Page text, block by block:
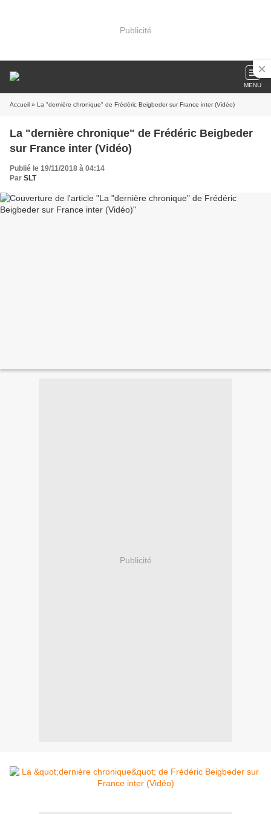
Publicité
MENU
Accueil » La "dernière chronique" de Frédéric Beigbeder sur France inter (Vidéo)
La "dernière chronique" de Frédéric Beigbeder
sur France inter (Vidéo)
Publié le 19/11/2018 à 04:14
Par SLT
Publicité